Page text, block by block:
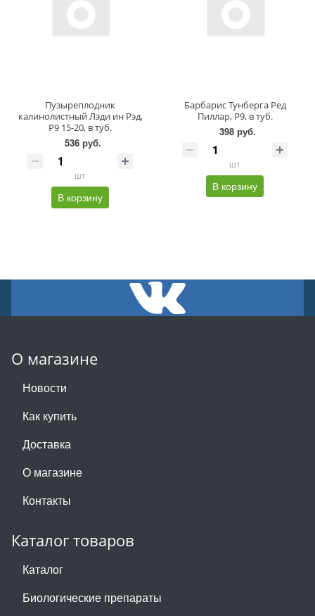
Пузыреплодник
калинолистный Лэди ин Рэд,
P9 15-20, в туб.
536 руб.
шт
В корзину
Барбарис Тунберга Ред
Пиллар, P9, в туб.
398 руб.
шт
В корзину
О магазине
Новости
Как купить
Доставка
О магазине
Контакты
Каталог товаров
Каталог
Биологические препараты